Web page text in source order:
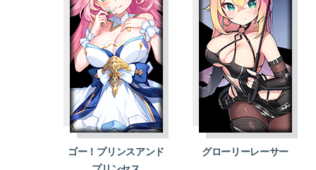
ゴー！プリンスアンド
グローリーレーサー